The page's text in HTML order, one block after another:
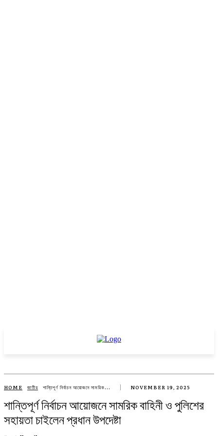
HOME জাতীয় শান্তিপূর্ণ নির্বাচন আয়োজনে সামরিক... NOVEMBER 19, 2025
শান্তিপূর্ণ নির্বাচন আয়োজনে সামরিক বাহিনী ও পুলিশের
সহায়তা চাইলেন প্রধান উপদেষ্টা